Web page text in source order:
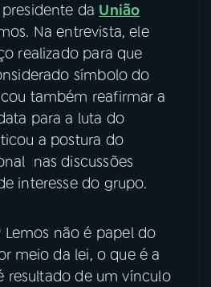
Facebook
da União
Na entrevista, ele
realizado para que
símbolo do
também reafirmar a
para a luta do
a postura do
nas discussões
interesse do grupo.
Lemos não é papel do
meio da lei, o que é a
resultado de um vínculo